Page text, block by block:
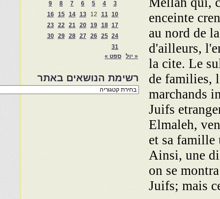
enceinte
au nord de
d'ailleurs,
la cite. Le
de families,
marchands
Juifs
Elmaleh,
et sa famille
Ainsi, une
on se
Juifs; mais
3
4
5
6
7
8
9
10
11
12
13
14
15
16
17
18
19
20
21
22
23
24
25
26
27
28
29
30
31
« יול
ספט »
רשימת הנושאים באתר
רשימת
הנושאים